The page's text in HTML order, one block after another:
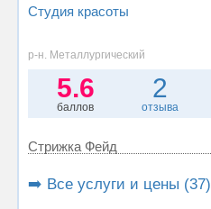
Студия красоты
р-н. Металлургический
5.6
баллов
2
отзыва
Стрижка Фейд
➡️ Все услуги и цены (37)